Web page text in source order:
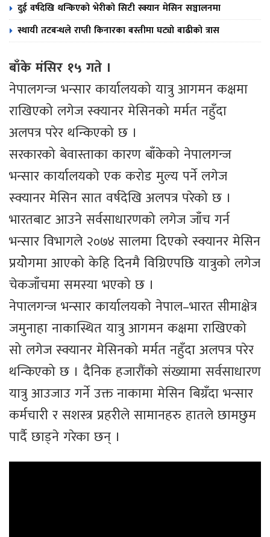
दुई वर्षदेखि थन्किएको भेरीको सिटी स्क्यान मेसिन सञ्चालनमा
स्थायी तटबन्धले राप्ती किनारका बस्तीमा घट्यो बाढीको त्रास
बाँके मंसिर १५ गते ।
नेपालगन्ज भन्सार कार्यालयको यात्रु आगमन कक्षमा
राखिएको लगेज स्क्यानर मेसिनको मर्मत नहुँदा
अलपत्र परेर थन्किएको छ ।
सरकारको बेवास्ताका कारण बाँकेको नेपालगन्ज
भन्सार कार्यालयको एक करोड मुल्य पर्ने लगेज
स्क्यानर मेसिन सात वर्षदेखि अलपत्र परेको छ ।
भारतबाट आउने सर्वसाधारणको लगेज जाँच गर्न
भन्सार विभागले २०७४ सालमा दिएको स्क्यानर मेसिन
प्रयोेगमा आएको केहि दिनमै विग्रिएपछि यात्रुको लगेज
चेकजाँचमा समस्या भएको छ ।
नेपालगन्ज भन्सार कार्यालयको नेपाल–भारत सीमाक्षेत्र
जमुनाहा नाकास्थित यात्रु आगमन कक्षमा राखिएको
सो लगेज स्क्यानर मेसिनको मर्मत नहुँदा अलपत्र परेर
थन्किएको छ । दैनिक हजारौंको संख्यामा सर्वसाधारण
यात्रु आउजाउ गर्ने उक्त नाकामा मेसिन बिग्रँदा भन्सार
कर्मचारी र सशस्त्र प्रहरीले सामानहरु हातले छामछुम
पार्दै छाड्ने गरेका छन् ।